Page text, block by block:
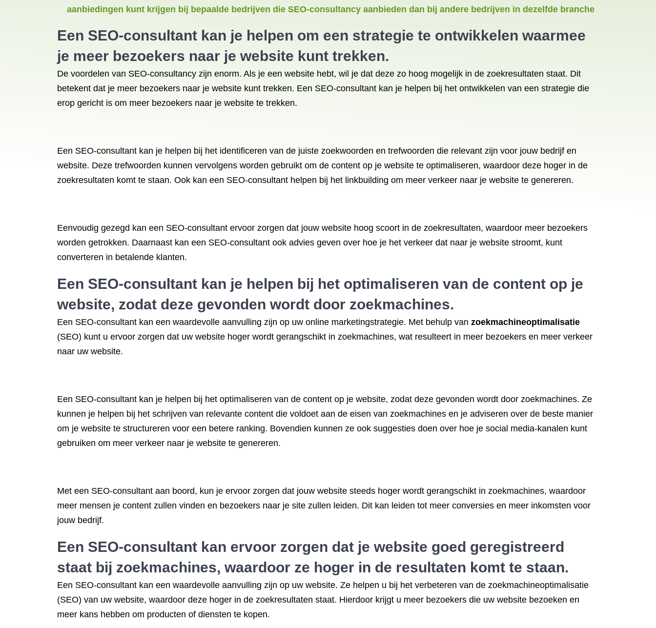
aanbiedingen kunt krijgen bij bepaalde bedrijven die SEO-consultancy aanbieden dan bij andere bedrijven in dezelfde branche
Een SEO-consultant kan je helpen om een ​​strategie te ontwikkelen waarmee
je meer bezoekers naar je website kunt trekken.
De voordelen van SEO-consultancy zijn enorm. Als je een website hebt, wil je dat deze zo hoog mogelijk in de zoekresultaten staat. Dit
betekent dat je meer bezoekers naar je website kunt trekken. Een SEO-consultant kan je helpen bij het ontwikkelen van een strategie die
erop gericht is om meer bezoekers naar je website te trekken.
Een SEO-consultant kan je helpen bij het identificeren van de juiste zoekwoorden en trefwoorden die relevant zijn voor jouw bedrijf en
website. Deze trefwoorden kunnen vervolgens worden gebruikt om de content op je website te optimaliseren, waardoor deze hoger in de
zoekresultaten komt te staan. Ook kan een SEO-consultant helpen bij het linkbuilding om meer verkeer naar je website te genereren.
Eenvoudig gezegd kan een SEO-consultant ervoor zorgen dat jouw website hoog scoort in de zoekresultaten, waardoor meer bezoekers
worden getrokken. Daarnaast kan een SEO-consultant ook advies geven over hoe je het verkeer dat naar je website stroomt, kunt
converteren in betalende klanten.
Een SEO-consultant kan je helpen bij het optimaliseren van de content op je
website, zodat deze gevonden wordt door zoekmachines.
Een SEO-consultant kan een waardevolle aanvulling zijn op uw online marketingstrategie. Met behulp van zoekmachineoptimalisatie
(SEO) kunt u ervoor zorgen dat uw website hoger wordt gerangschikt in zoekmachines, wat resulteert in meer bezoekers en meer verkeer
naar uw website.
Een SEO-consultant kan je helpen bij het optimaliseren van de content op je website, zodat deze gevonden wordt door zoekmachines. Ze
kunnen je helpen bij het schrijven van relevante content die voldoet aan de eisen van zoekmachines en je adviseren over de beste manier
om je website te structureren voor een betere ranking. Bovendien kunnen ze ook suggesties doen over hoe je social media-kanalen kunt
gebruiken om meer verkeer naar je website te genereren.
Met een SEO-consultant aan boord, kun je ervoor zorgen dat jouw website steeds hoger wordt gerangschikt in zoekmachines, waardoor
meer mensen je content zullen vinden en bezoekers naar je site zullen leiden. Dit kan leiden tot meer conversies en meer inkomsten voor
jouw bedrijf.
Een SEO-consultant kan ervoor zorgen dat je website goed geregistreerd
staat bij zoekmachines, waardoor ze hoger in de resultaten komt te staan.
Een SEO-consultant kan een waardevolle aanvulling zijn op uw website. Ze helpen u bij het verbeteren van de zoekmachineoptimalisatie
(SEO) van uw website, waardoor deze hoger in de zoekresultaten staat. Hierdoor krijgt u meer bezoekers die uw website bezoeken en
meer kans hebben om producten of diensten te kopen.